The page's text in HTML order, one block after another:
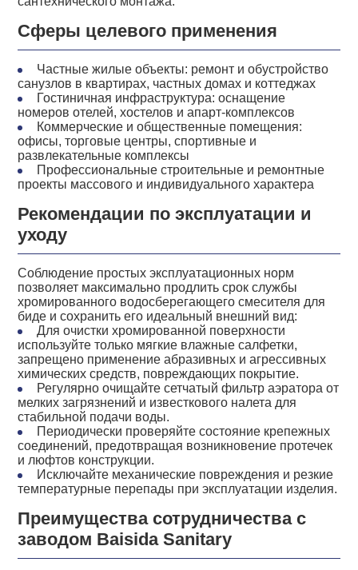
Сферы целевого применения
Частные жилые объекты: ремонт и обустройство
санузлов в квартирах, частных домах и коттеджах
Гостиничная инфраструктура: оснащение
номеров отелей, хостелов и апарт-комплексов
Коммерческие и общественные помещения:
офисы, торговые центры, спортивные и
развлекательные комплексы
Профессиональные строительные и ремонтные
проекты массового и индивидуального характера
Рекомендации по эксплуатации и
уходу
Соблюдение простых эксплуатационных норм
позволяет максимально продлить срок службы
хромированного водосберегающего смесителя для
биде и сохранить его идеальный внешний вид:
Для очистки хромированной поверхности
используйте только мягкие влажные салфетки,
запрещено применение абразивных и агрессивных
химических средств, повреждающих покрытие.
Регулярно очищайте сетчатый фильтр аэратора от
мелких загрязнений и известкового налета для
стабильной подачи воды.
Периодически проверяйте состояние крепежных
соединений, предотвращая возникновение протечек
и люфтов конструкции.
Исключайте механические повреждения и резкие
температурные перепады при эксплуатации изделия.
Преимущества сотрудничества с
заводом Baisida Sanitary